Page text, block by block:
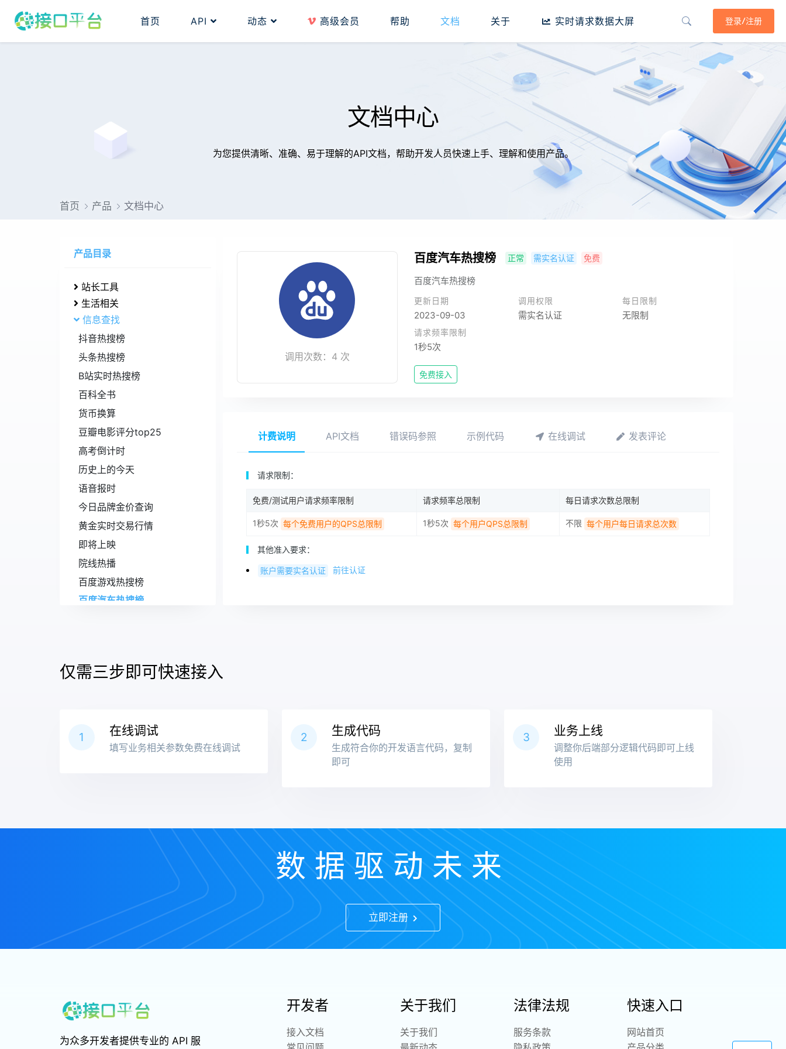
登录/注册
首页 API 动态 高级会员 帮助 文档 关于 实时请求数据大屏
文档中心
为您提供清晰、准确、易于理解的API文档，帮助开发人员快速上手、理解和使用产品。
首页 产品 文档中心
产品目录
站长工具
生活相关
信息查找
抖音热搜榜
头条热搜榜
B站实时热搜榜
百科全书
货币换算
豆瓣电影评分top25
高考倒计时
历史上的今天
语音报时
今日品牌金价查询
黄金实时交易行情
即将上映
院线热播
百度游戏热搜榜
百度汽车热搜榜
百度实时热搜榜
域名IP信息查询
微博热搜榜
佣金联盟
调用次数：4 次
百度汽车热搜榜 正常 需实名认证 免费
百度汽车热搜榜
更新日期
2023-09-03
调用权限
需实名认证
每日限制
无限制
请求频率限制
1秒5次
免费接入
计费说明 API文档 错误码参照 示例代码 在线调试 发表评论
请求限制：
免费/测试用户请求频率限制 请求频率总限制 每日请求次数总限制
1秒5次 每个免费用户的QPS总限制 1秒5次 每个用户QPS总限制 不限 每个用户每日请求总次数
其他准入要求：
账户需要实名认证 前往认证
仅需三步即可快速接入
1 在线调试
填写业务相关参数免费在线调试
2 生成代码
生成符合你的开发语言代码，复制
即可
3 业务上线
调整你后端部分逻辑代码即可上线
使用
数据驱动未来
立即注册
为众多开发者提供专业的 API 服
开发者
接入文档
关于我们
关于我们
法律法规
服务条款
快速入口
网站首页